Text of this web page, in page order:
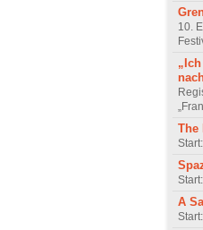
10.
The
A